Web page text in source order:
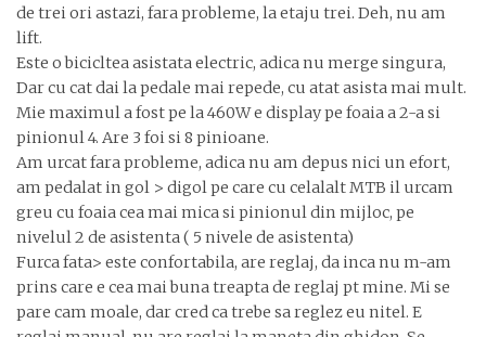
de trei ori astazi, fara probleme, la etaju trei. Deh, nu am
lift.
Este o bicicltea asistata electric, adica nu merge singura,
Dar cu cat dai la pedale mai repede, cu atat asista mai mult.
Mie maximul a fost pe la 460W e display pe foaia a 2-a si
pinionul 4. Are 3 foi si 8 pinioane.
Am urcat fara probleme, adica nu am depus nici un efort,
am pedalat in gol > digol pe care cu celalalt MTB il urcam
greu cu foaia cea mai mica si pinionul din mijloc, pe
nivelul 2 de asistenta ( 5 nivele de asistenta)
Furca fata> este confortabila, are reglaj, da inca nu m-am
prins care e cea mai buna treapta de reglaj pt mine. Mi se
pare cam moale, dar cred ca trebe sa reglez eu nitel. E